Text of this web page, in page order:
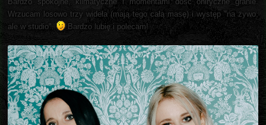
Wrzucam losowo trzy wideła (mają tego całą masę) i występ "na żywo,
ale w studio".
Bardzo lubię i polecam!